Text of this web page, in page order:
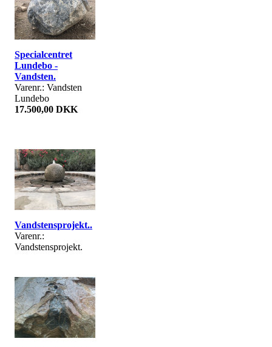
Specialcentret
Lundebo -
Vandsten.
Varenr.: Vandsten
Lundebo
17.500,00 DKK
Vandstensprojekt..
Varenr.:
Vandstensprojekt.